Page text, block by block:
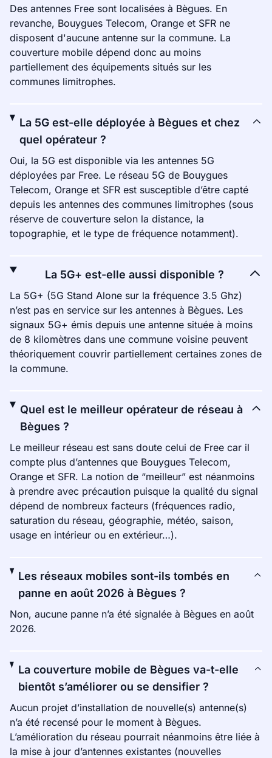
Des antennes Free sont localisées à Bègues. En
revanche, Bouygues Telecom, Orange et SFR ne
disposent d'aucune antenne sur la commune. La
couverture mobile dépend donc au moins
partiellement des équipements situés sur les
communes limitrophes.
La 5G est-elle déployée à Bègues et chez
quel opérateur ?
Oui, la 5G est disponible via les antennes 5G
déployées par Free. Le réseau 5G de Bouygues
Telecom, Orange et SFR est susceptible d’être capté
depuis les antennes des communes limitrophes (sous
réserve de couverture selon la distance, la
topographie, et le type de fréquence notamment).
La 5G+ est-elle aussi disponible ?
La 5G+ (5G Stand Alone sur la fréquence 3.5 Ghz)
n’est pas en service sur les antennes à Bègues. Les
signaux 5G+ émis depuis une antenne située à moins
de 8 kilomètres dans une commune voisine peuvent
théoriquement couvrir partiellement certaines zones de
la commune.
Quel est le meilleur opérateur de réseau à
Bègues ?
Le meilleur réseau est sans doute celui de Free car il
compte plus d’antennes que Bouygues Telecom,
Orange et SFR. La notion de “meilleur” est néanmoins
à prendre avec précaution puisque la qualité du signal
dépend de nombreux facteurs (fréquences radio,
saturation du réseau, géographie, météo, saison,
usage en intérieur ou en extérieur…).
Les réseaux mobiles sont-ils tombés en
panne en août 2026 à Bègues ?
Non, aucune panne n’a été signalée à Bègues en août
2026.
La couverture mobile de Bègues va-t-elle
bientôt s’améliorer ou se densifier ?
Aucun projet d’installation de nouvelle(s) antenne(s)
n’a été recensé pour le moment à Bègues.
L’amélioration du réseau pourrait néanmoins être liée à
la mise à jour d’antennes existantes (nouvelles